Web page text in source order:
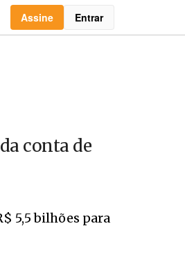
Assine Entrar
conta de
5,5 bilhões para